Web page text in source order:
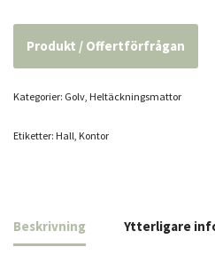
Produkt / Offertförfrågan
Kategorier: Golv, Heltäcknings­mattor
Etiketter: Hall, Kontor
Beskrivning Ytterligare